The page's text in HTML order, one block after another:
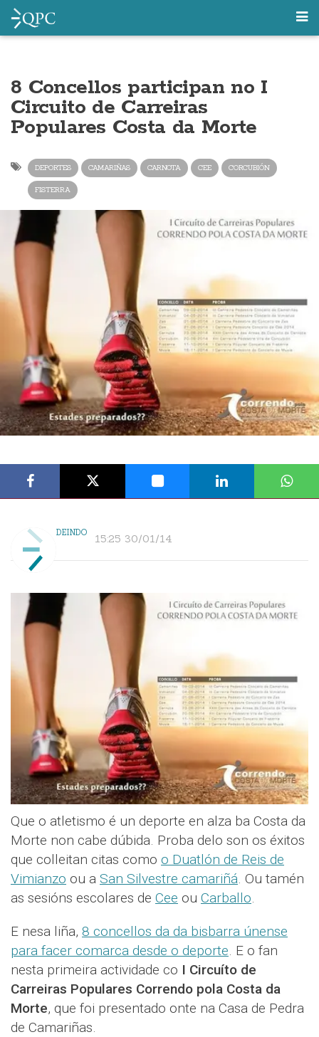
8 Concellos participan no I
Circuito de Carreiras
Populares Costa da Morte
DEPORTES CAMARIÑAS CARNOTA CEE CORCUBIÓN
FISTERRA
DEINDO 15:25 30/01/14
Que o atletismo é un deporte en alza ba Costa da
Morte non cabe dúbida. Proba delo son os éxitos
que colleitan citas como o Duatlón de Reis de
Vimianzo ou a San Silvestre camariñá. Ou tamén
as sesións escolares de Cee ou Carballo.
E nesa liña, 8 concellos da da bisbarra únense
para facer comarca desde o deporte. E o fan
nesta primeira actividade co I Circuíto de
Carreiras Populares Correndo pola Costa da
Morte, que foi presentado onte na Casa de Pedra
de Camariñas.